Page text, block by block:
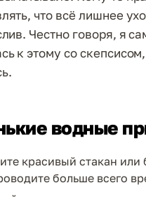
что всё лишнее
Честно говоря, я
к этому со
водные
красивый стакан или
больше всего